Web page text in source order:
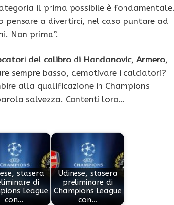
il prima possibile è fondamentale.
a divertirci, nel caso puntare ad
Non prima”.
del calibro di Handanovic, Armero,
sempre basso, demotivare i calciatori?
alla qualificazione in Champions
salvezza. Contenti loro…
stasera
di
League
con…
Udinese, stasera
preliminare di
Champions League
con…